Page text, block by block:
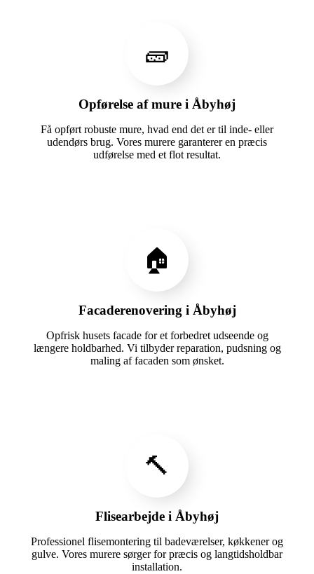
🧱
Opførelse af mure i Åbyhøj
Få opført robuste mure, hvad end det er til inde- eller
udendørs brug. Vores murere garanterer en præcis
udførelse med et flot resultat.
🏠
Facaderenovering i Åbyhøj
Opfrisk husets facade for et forbedret udseende og
længere holdbarhed. Vi tilbyder reparation, pudsning og
maling af facaden som ønsket.
🔨
Flisearbejde i Åbyhøj
Professionel flisemontering til badeværelser, køkkener og
gulve. Vores murere sørger for præcis og langtidsholdbar
installation.